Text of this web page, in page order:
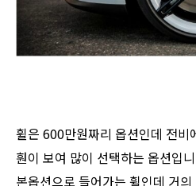
휠은 600만원짜리 옵션인데 전비
훤이 보여 많이 선택하는 옵션입
본옵션으로 들어가는 휠인데 거